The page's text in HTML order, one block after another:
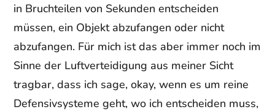
in Bruchteilen von Sekunden entscheiden
müssen, ein Objekt abzufangen oder nicht
abzufangen. Für mich ist das aber immer noch im
Sinne der Luftverteidigung aus meiner Sicht
tragbar, dass ich sage, okay, wenn es um reine
Defensivsysteme geht, wo ich entscheiden muss,